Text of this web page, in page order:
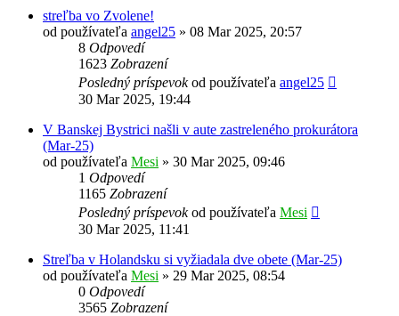
streľba vo Zvolene!
od používateľa angel25 » 08 Mar 2025, 20:57
8 Odpovedí
1623 Zobrazení
Posledný príspevokod používateľa angel25
30 Mar 2025, 19:44
V Banskej Bystrici našli v aute zastreleného prokurátora
(Mar-25)
od používateľa Mesi » 30 Mar 2025, 09:46
1 Odpovedí
1165 Zobrazení
Posledný príspevokod používateľa Mesi
30 Mar 2025, 11:41
Streľba v Holandsku si vyžiadala dve obete (Mar-25)
od používateľa Mesi » 29 Mar 2025, 08:54
0 Odpovedí
3565 Zobrazení